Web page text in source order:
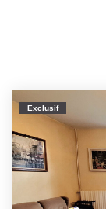
Exclusif